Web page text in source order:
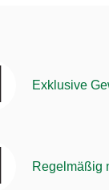
Exklusive
Regelmäßig